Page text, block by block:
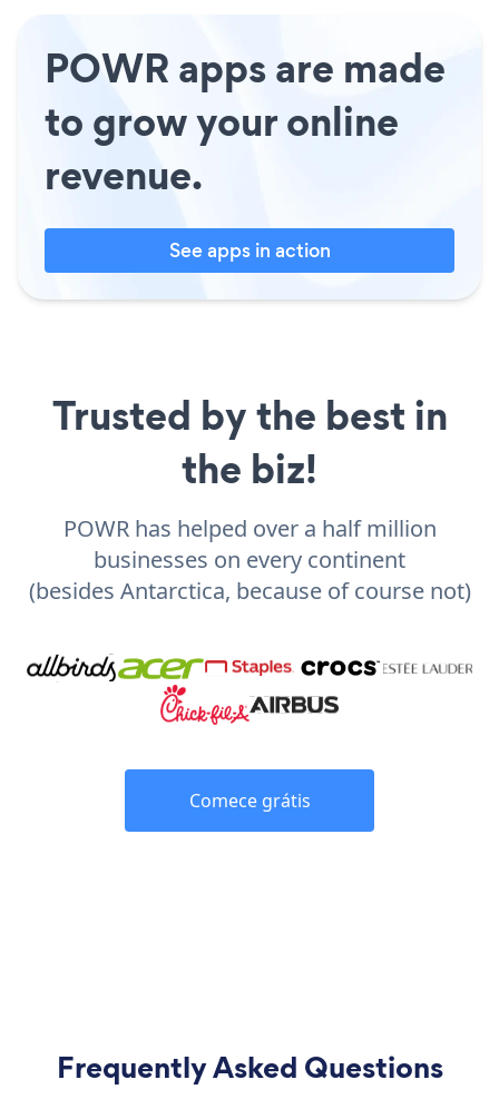
POWR apps are made
to grow your online
revenue.
See apps in action
Trusted by the best in
the biz!
POWR has helped over a half million
businesses on every continent
(besides Antarctica, because of course not)
Comece grátis
Frequently Asked Questions